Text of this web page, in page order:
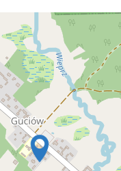
Uzdrowiska